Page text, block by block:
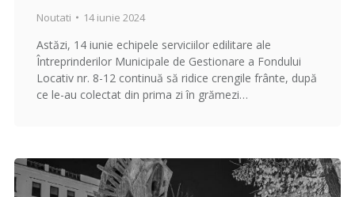
Noutati 14 iunie 2024
Astăzi, 14 iunie echipele serviciilor edilitare ale
Întreprinderilor Municipale de Gestionare a Fondului
Locativ nr. 8-12 continuă să ridice crengile frânte, după
ce le-au colectat din prima zi în grămezi…